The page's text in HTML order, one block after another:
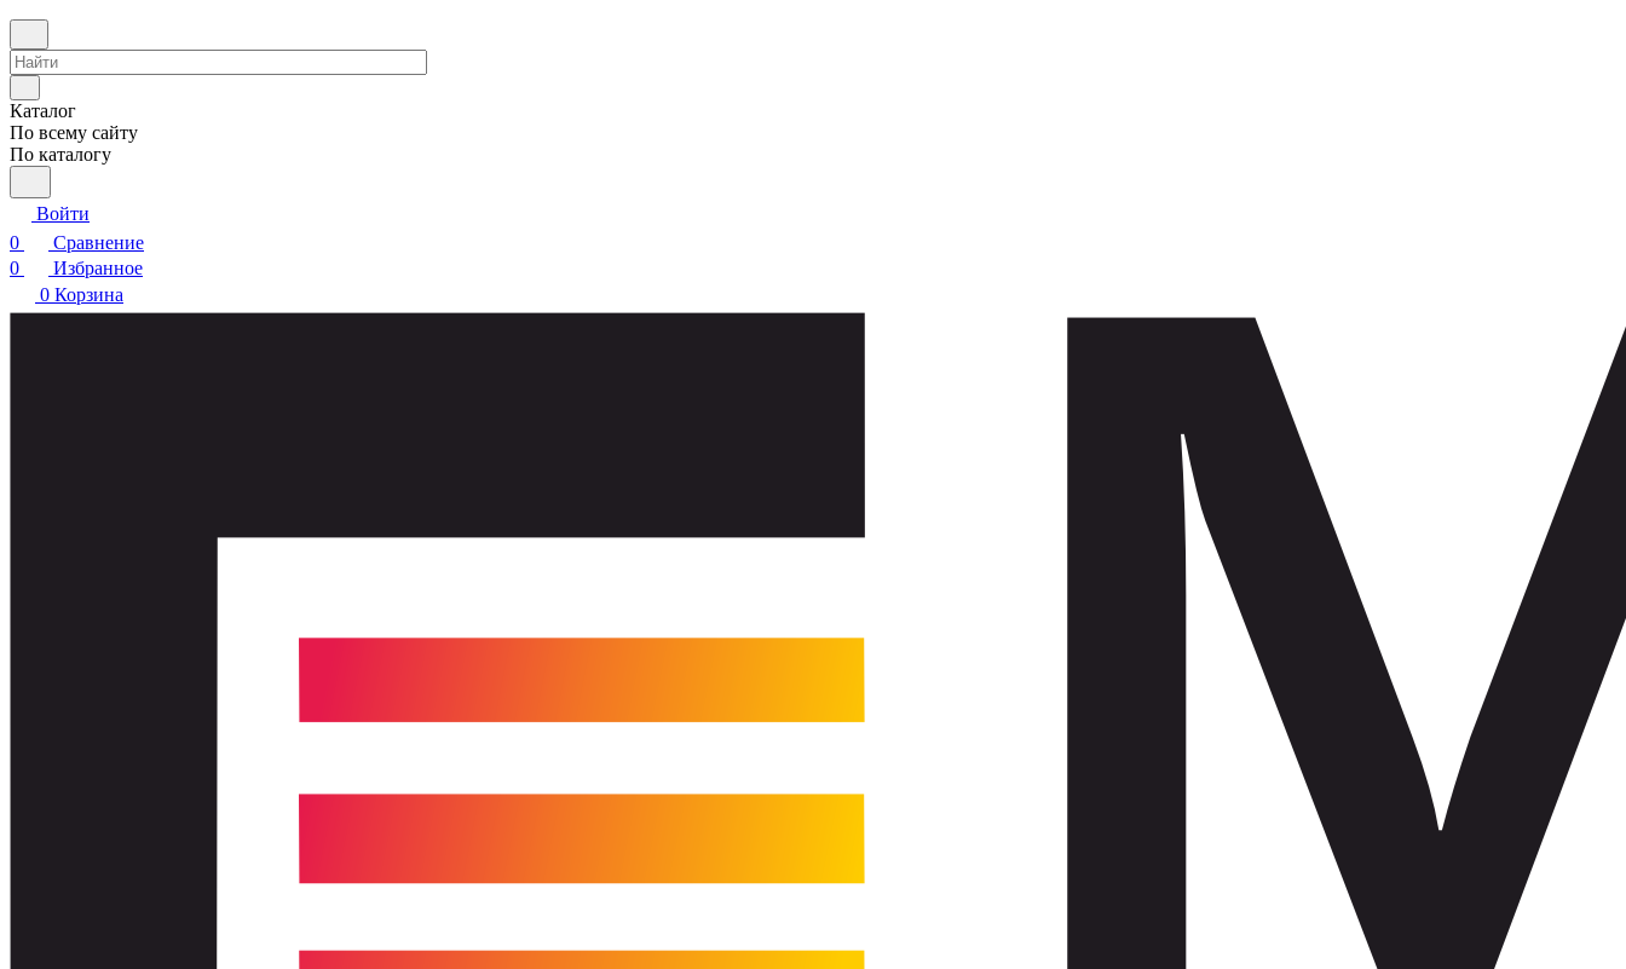
Каталог
По всему сайту
По каталогу
Войти
0
Сравнение
0
Избранное
0 Корзина